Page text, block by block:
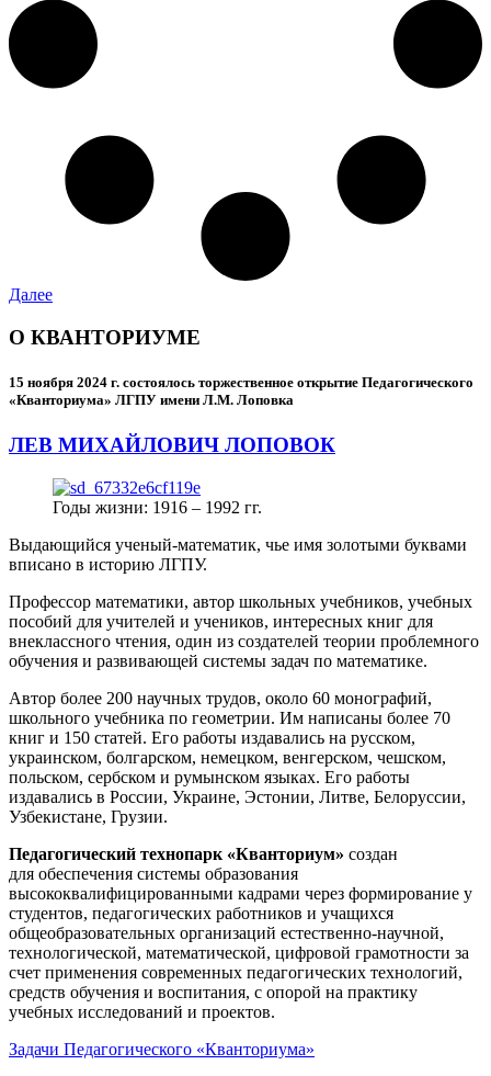
Далее
О КВАНТОРИУМЕ
15 ноября 2024 г. состоялось торжественное открытие Педагогического
«Кванториума» ЛГПУ имени Л.М. Лоповка
ЛЕВ МИХАЙЛОВИЧ ЛОПОВОК
Годы жизни: 1916 – 1992 гг.
Выдающийся ученый-математик, чье имя золотыми буквами
вписано в историю ЛГПУ.
Профессор математики, автор школьных учебников, учебных
пособий для учителей и учеников, интересных книг для
внеклассного чтения, один из создателей теории проблемного
обучения и развивающей системы задач по математике.
Автор более 200 научных трудов, около 60 монографий,
школьного учебника по геометрии. Им написаны более 70
книг и 150 статей. Его работы издавались на русском,
украинском, болгарском, немецком, венгерском, чешском,
польском, сербском и румынском языках. Его работы
издавались в России, Украине, Эстонии, Литве, Белоруссии,
Узбекистане, Грузии.
Педагогический технопарк «Кванториум» создан
для обеспечения системы образования
высококвалифицированными кадрами через формирование у
студентов, педагогических работников и учащихся
общеобразовательных организаций естественно-научной,
технологической, математической, цифровой грамотности за
счет применения современных педагогических технологий,
средств обучения и воспитания, с опорой на практику
учебных исследований и проектов.
Задачи Педагогического «Кванториума»